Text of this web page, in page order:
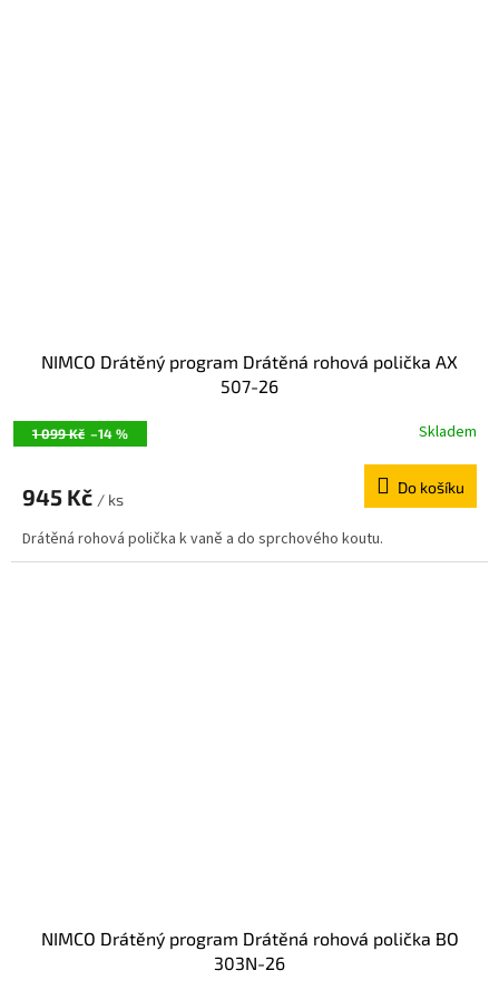
1 099 Kč –14 %
NIMCO Drátěný program Drátěná rohová polička AX
507-26
Skladem
945 Kč / ks
Do košíku
Drátěná rohová polička k vaně a do sprchového koutu.
NIMCO Drátěný program Drátěná rohová polička BO
303N-26